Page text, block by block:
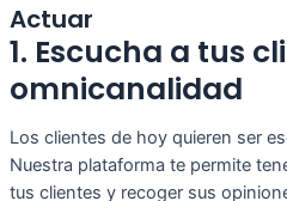
Actuar
1. Escucha a tus
omnicanalidad
Los clientes de hoy quieren ser
Nuestra plataforma te permite
tus clientes y recoger sus